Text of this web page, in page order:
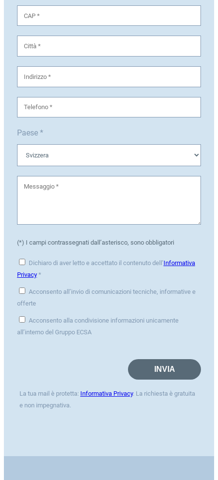
Paese *
(*) I campi contrassegnati dall’asterisco, sono obbligatori
Dichiaro di aver letto e accettato il contenuto dell’Informativa
Privacy*
Acconsento all’invio di comunicazioni tecniche, informative e
offerte
Acconsento alla condivisione informazioni unicamente
all’interno del Gruppo ECSA
La tua mail è protetta: Informativa Privacy. La richiesta è gratuita
e non impegnativa.